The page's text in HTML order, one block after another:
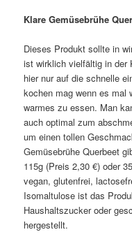
Klare Gemüsebrühe
Dieses Produkt sollte in
ist wirklich vielfältig in der
hier nur auf die schnelle
kochen mag wenn es mal
warmes zu essen. Man
auch optimal zum
um einen tollen
Gemüsebrühe Querbeet
115g (Preis 2,30 €) oder
vegan, glutenfrei,
Isomaltulose ist das
Haushaltszucker oder
hergestellt.